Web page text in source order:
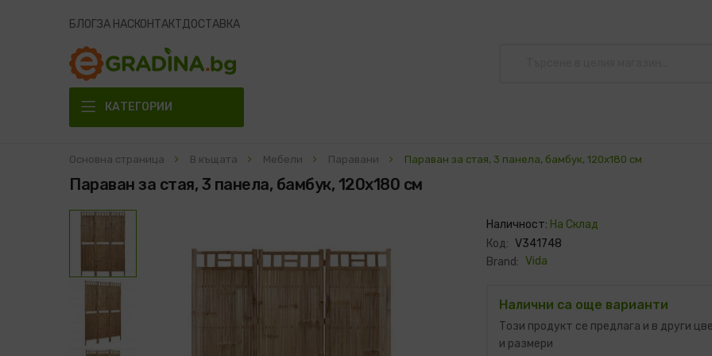
БЛОГЗА НАСКОНТАКТДОСТАВКА
КАТЕГОРИИ
Основна страница В къщата Мебели Паравани Параван за стая, 3 панела, бамбук, 120x180 cм
Параван за стая, 3 панела, бамбук, 120x180 cм
Преминете
изображенията
Наличност: На Склад
Код: V341748
Brand: Vida
Налични са още варианти
Този продукт се предлага и в други
и размери